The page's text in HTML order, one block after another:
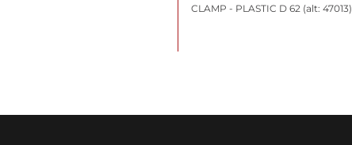
CLAMP - PLASTIC D 62 (alt: 47013)
WARENKORB